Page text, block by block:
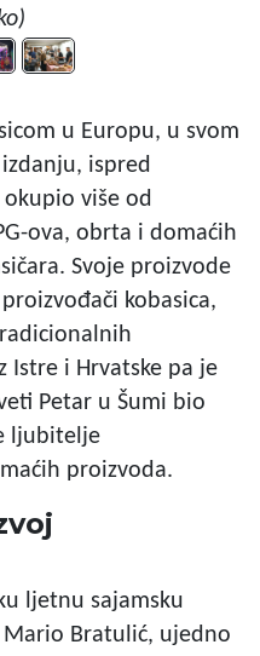
u Europu, u svom
ispred
okupio više od
ova, obrta i domaćih
Svoje proizvode
kobasica,
Istre i Hrvatske pa je
Petar u Šumi bio
ljubitelje
proizvoda.
ljetnu sajamsku
Bratulić, ujedno